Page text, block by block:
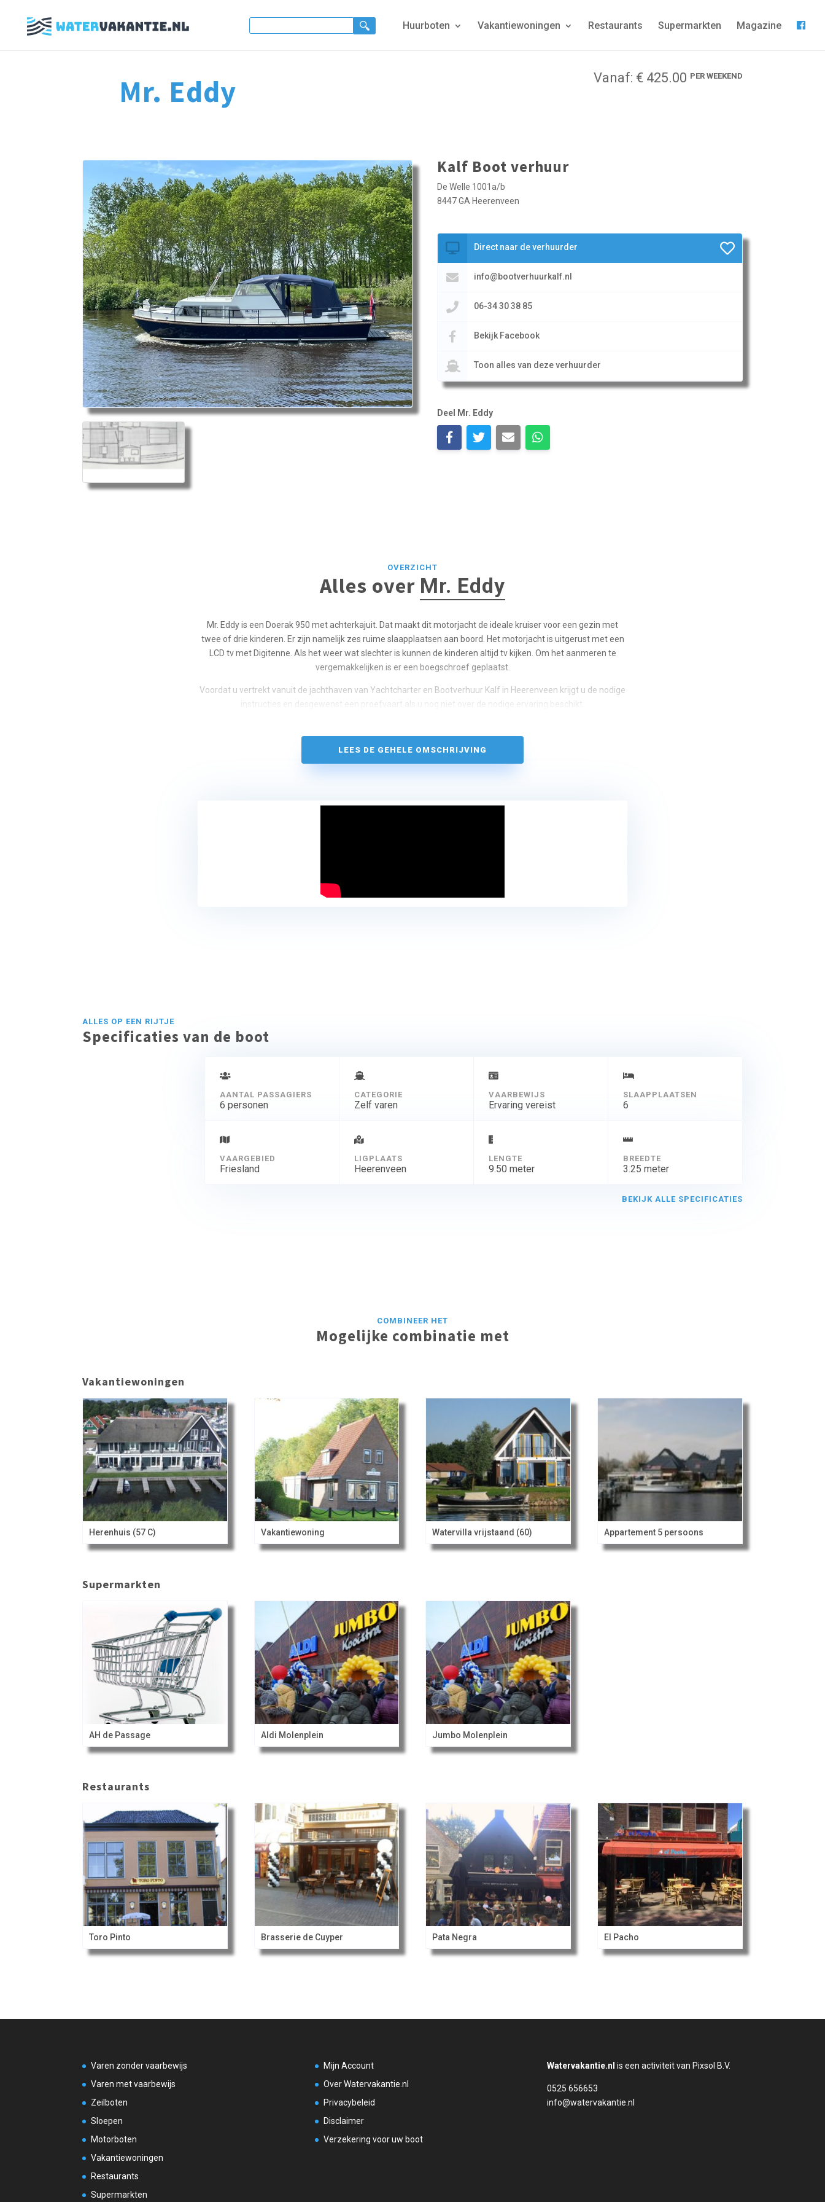
Huurboten Vakantiewoningen Restaurants Supermarkten Magazine
Mr. Eddy Vanaf: € 425.00 PER WEEKEND
Kalf Boot verhuur
De Welle 1001a/b
8447 GA Heerenveen
Direct naar de verhuurder
info@bootverhuurkalf.nl
06-34 30 38 85
Bekijk Facebook
Toon alles van deze verhuurder
Deel Mr. Eddy
OVERZICHT
Alles over Mr. Eddy
Mr. Eddy is een Doerak 950 met achterkajuit. Dat maakt dit motorjacht de ideale kruiser voor een gezin met
twee of drie kinderen. Er zijn namelijk zes ruime slaapplaatsen aan boord. Het motorjacht is uitgerust met een
LCD tv met Digitenne. Als het weer wat slechter is kunnen de kinderen altijd tv kijken. Om het aanmeren te
vergemakkelijken is er een boegschroef geplaatst.
Voordat u vertrekt vanuit de jachthaven van Yachtcharter en Bootverhuur Kalf in Heerenveen krijgt u de nodige
instructies en desgewenst een proefvaart als u nog niet over de nodige ervaring beschikt.
LEES DE GEHELE OMSCHRIJVING
ALLES OP EEN RIJTJE
Specificaties van de boot
AANTAL PASSAGIERS
6 personen
CATEGORIE
Zelf varen
VAARBEWIJS
Ervaring vereist
SLAAPPLAATSEN
6
VAARGEBIED
Friesland
LIGPLAATS
Heerenveen
LENGTE
9.50 meter
BREEDTE
3.25 meter
BEKIJK ALLE SPECIFICATIES
COMBINEER HET
Mogelijke combinatie met
Vakantiewoningen
Herenhuis (57 C) Vakantiewoning Watervilla vrijstaand (60) Appartement 5 persoons
Supermarkten
AH de Passage Aldi Molenplein Jumbo Molenplein
Restaurants
Toro Pinto Brasserie de Cuyper Pata Negra El Pacho
Varen zonder vaarbewijs
Varen met vaarbewijs
Zeilboten
Sloepen
Motorboten
Vakantiewoningen
Restaurants
Supermarkten
Mijn Account
Over Watervakantie.nl
Privacybeleid
Disclaimer
Verzekering voor uw boot
Watervakantie.nl is een activiteit van Pixsol B.V.
0525 656653
info@watervakantie.nl